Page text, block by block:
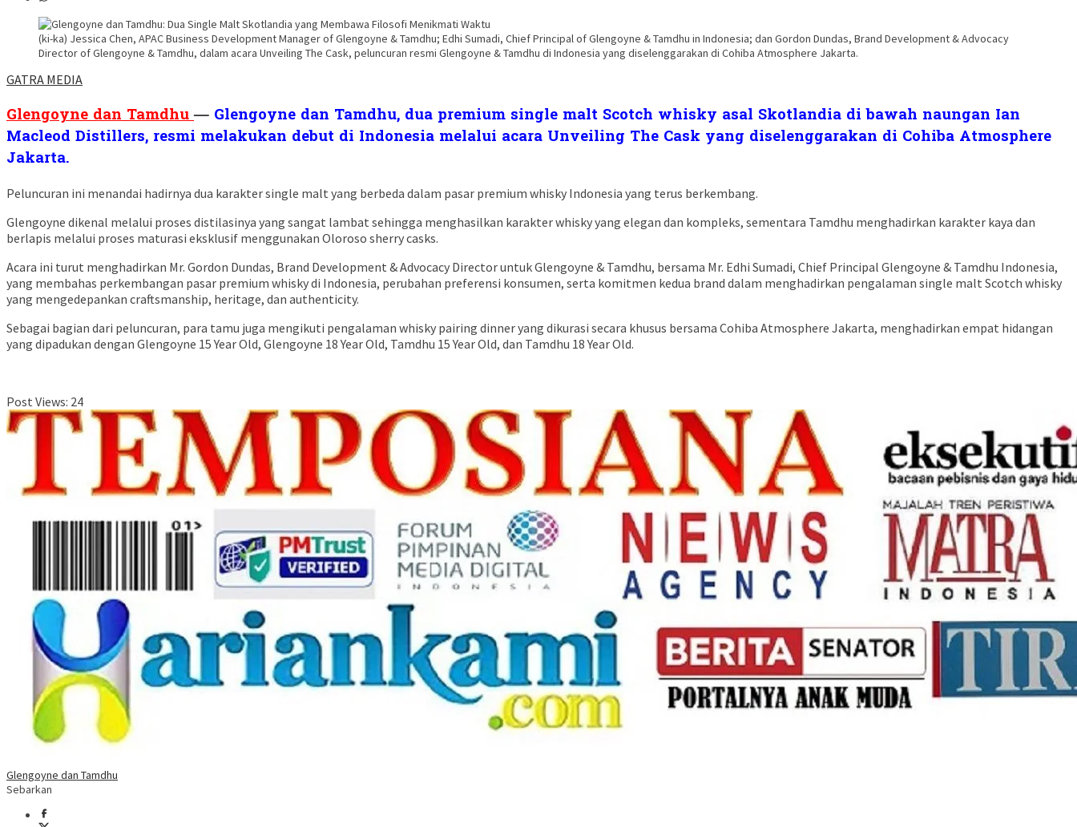
(ki-ka) Jessica Chen, APAC Business Development Manager of Glengoyne & Tamdhu; Edhi Sumadi, Chief Principal of Glengoyne & Tamdhu in Indonesia; dan Gordon Dundas, Brand Development & Advocacy
Director of Glengoyne & Tamdhu, dalam acara Unveiling The Cask, peluncuran resmi Glengoyne & Tamdhu di Indonesia yang diselenggarakan di Cohiba Atmosphere Jakarta.
GATRA MEDIA
Glengoyne dan Tamdhu— Glengoyne dan Tamdhu, dua premium single malt Scotch whisky asal Skotlandia di bawah naungan Ian
Macleod Distillers, resmi melakukan debut di Indonesia melalui acara Unveiling The Cask yang diselenggarakan di Cohiba Atmosphere
Jakarta.
Peluncuran ini menandai hadirnya dua karakter single malt yang berbeda dalam pasar premium whisky Indonesia yang terus berkembang.
Glengoyne dikenal melalui proses distilasinya yang sangat lambat sehingga menghasilkan karakter whisky yang elegan dan kompleks, sementara Tamdhu menghadirkan karakter kaya dan
berlapis melalui proses maturasi eksklusif menggunakan Oloroso sherry casks.
Acara ini turut menghadirkan Mr. Gordon Dundas, Brand Development & Advocacy Director untuk Glengoyne & Tamdhu, bersama Mr. Edhi Sumadi, Chief Principal Glengoyne & Tamdhu Indonesia,
yang membahas perkembangan pasar premium whisky di Indonesia, perubahan preferensi konsumen, serta komitmen kedua brand dalam menghadirkan pengalaman single malt Scotch whisky
yang mengedepankan craftsmanship, heritage, dan authenticity.
Sebagai bagian dari peluncuran, para tamu juga mengikuti pengalaman whisky pairing dinner yang dikurasi secara khusus bersama Cohiba Atmosphere Jakarta, menghadirkan empat hidangan
yang dipadukan dengan Glengoyne 15 Year Old, Glengoyne 18 Year Old, Tamdhu 15 Year Old, dan Tamdhu 18 Year Old.
Post Views: 24
Glengoyne dan Tamdhu
Sebarkan